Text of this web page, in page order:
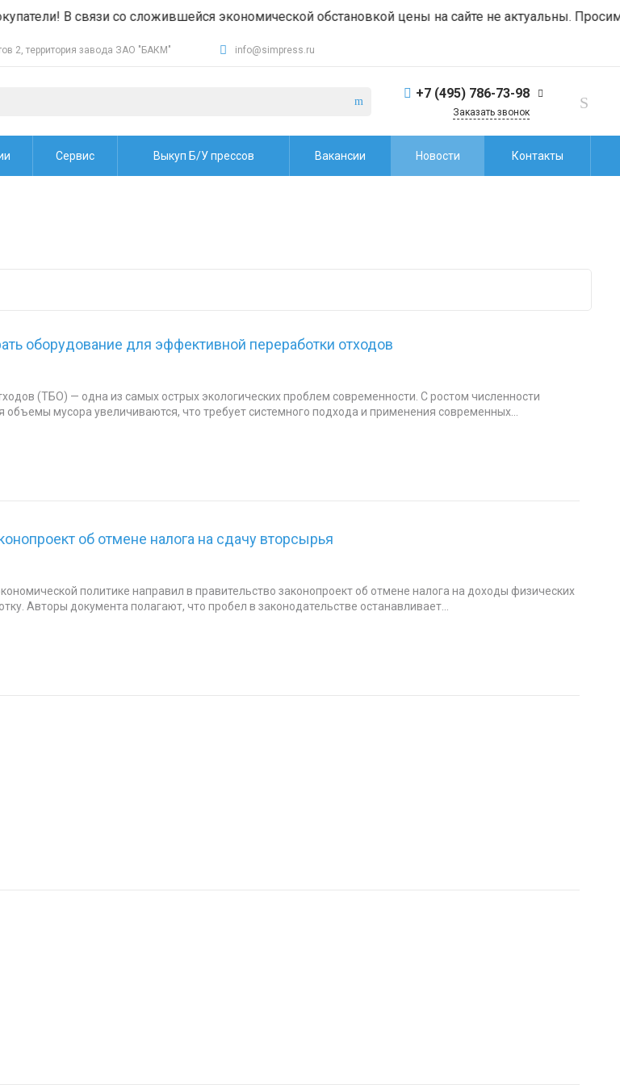
В связи со сложившейся экономической обстановкой цены на сайте не актуальны. Просим
2, территория завода ЗАО "БАКМ" info@simpress.ru
+7 (495) 786-73-98
+7 (965) 444-81-44
Заказать звонок
Сервис Выкуп Б/У прессов Вакансии Новости Контакты
оборудование для эффективной переработки отходов
(ТБО) — одна из самых острых экологических проблем современности. С ростом численности
объемы мусора увеличиваются, что требует системного подхода и применения современных...
об отмене налога на сдачу вторсырья
политике направил в правительство законопроект об отмене налога на доходы физических
Авторы документа полагают, что пробел в законодательстве останавливает...